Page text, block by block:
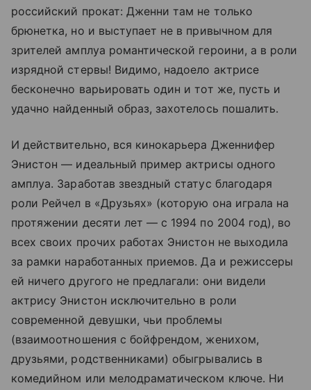
российский прокат: Дженни там не только
брюнетка, но и выступает не в привычном для
зрителей амплуа романтической героини, а в роли
изрядной стервы! Видимо, надоело актрисе
бесконечно варьировать один и тот же, пусть и
удачно найденный образ, захотелось пошалить.
И действительно, вся кинокарьера Дженнифер
Энистон — идеальный пример актрисы одного
амплуа. Заработав звездный статус благодаря
роли Рейчел в «Друзьях» (которую она играла на
протяжении десяти лет — с 1994 по 2004 год), во
всех своих прочих работах Энистон не выходила
за рамки наработанных приемов. Да и режиссеры
ей ничего другого не предлагали: они видели
актрису Энистон исключительно в роли
современной девушки, чьи проблемы
(взаимоотношения с бойфрендом, женихом,
друзьями, родственниками) обыгрывались в
комедийном или мелодраматическом ключе. Ни